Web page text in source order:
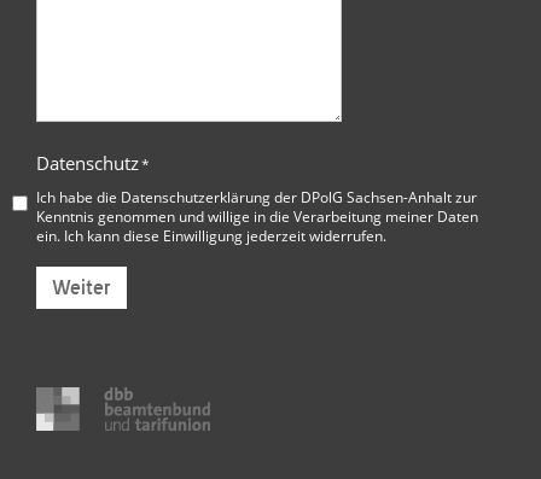
Datenschutz*
Ich habe die Datenschutzerklärung der DPolG Sachsen-Anhaltzur
Kenntnis genommen und willige in die Verarbeitung meiner Daten
ein. Ich kann diese Einwilligung jederzeit widerrufen.
Weiter